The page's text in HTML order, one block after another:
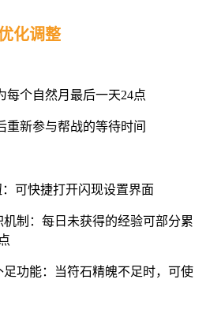
化调整
每个自然月最后一天24点
重新参与帮战的等待时间
：可快捷打开闪现设置界面
机制：每日未获得的经验可部分累
足功能：当符石精魄不足时，可使